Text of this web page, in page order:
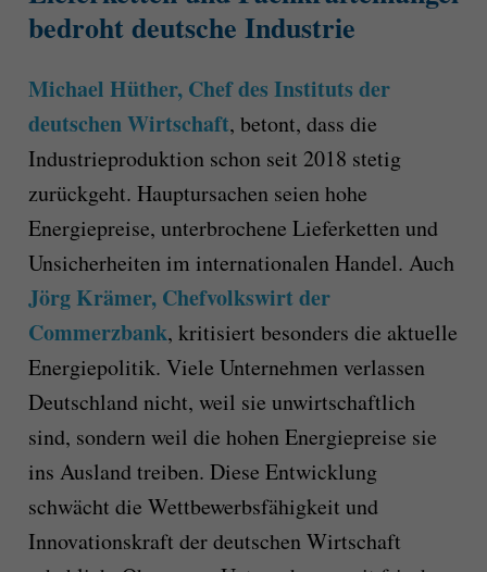
bedroht deutsche Industrie
Michael Hüther, Chef des Instituts der
deutschen Wirtschaft, betont, dass die
Industrieproduktion schon seit 2018 stetig
zurückgeht. Hauptursachen seien hohe
Energiepreise, unterbrochene Lieferketten und
Unsicherheiten im internationalen Handel. Auch
Jörg Krämer, Chefvolkswirt der
Commerzbank, kritisiert besonders die aktuelle
Energiepolitik. Viele Unternehmen verlassen
Deutschland nicht, weil sie unwirtschaftlich
sind, sondern weil die hohen Energiepreise sie
ins Ausland treiben. Diese Entwicklung
schwächt die Wettbewerbsfähigkeit und
Innovationskraft der deutschen Wirtschaft